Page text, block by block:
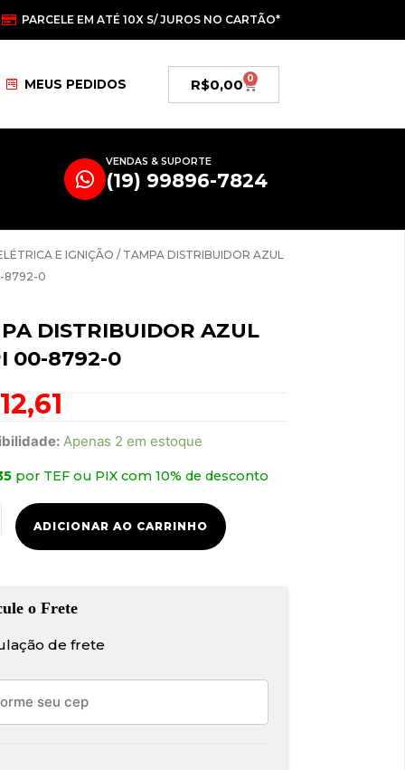
PARCELE EM ATÉ 10X S/ JUROS NO CARTÃO*
MEUS PEDIDOS R$0,00 0
Carrinho
VENDAS & SUPORTE
(19) 99896-7824
E IGNIÇÃO / TAMPA DISTRIBUIDOR AZUL
8792-0
DISTRIBUIDOR AZUL
00-8792-0
Apenas 2 em estoque
por TEF ou PIX com 10% de desconto
ADICIONAR AO CARRINHO
de frete